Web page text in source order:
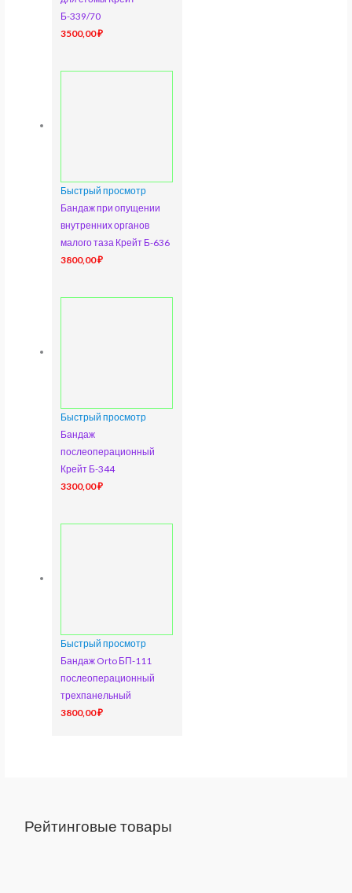
Б-339/70
3500,00₽
Быстрый просмотр
Бандаж при опущении
внутренних органов
малого таза Крейт Б-636
3800,00₽
Быстрый просмотр
Бандаж
послеоперационный
Крейт Б-344
3300,00₽
Быстрый просмотр
Бандаж Orto БП-111
послеоперационный
трехпанельный
3800,00₽
Рейтинговые товары